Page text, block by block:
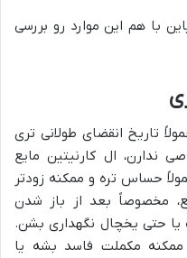
با هم این موارد رو بررسی
تاریخ انقضای طولانی تری
ندارن، ال کارنیتین مایع
حساس تره و ممکنه زودتر
مخصوصاً بعد از باز شدن
یا حتی یخچال نگهداری بشن.
مکملت فاسد بشه یا